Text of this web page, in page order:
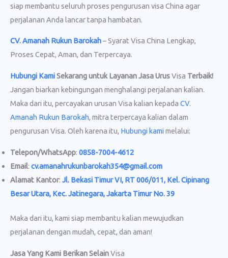
siap membantu seluruh proses pengurusan visa China agar
perjalanan Anda lancar tanpa hambatan.
CV. Amanah Rukun Barokah– Syarat Visa China Lengkap,
Proses Cepat, Aman, dan Terpercaya.
Hubungi KamiSekarang untuk Layanan Jasa UrusVisa Terbaik!
Jangan biarkan kebingungan menghalangi perjalanan kalian.
Maka dari itu, percayakan urusan Visa kalian kepada CV.
Amanah Rukun Barokah, mitra terpercaya kalian dalam
pengurusan Visa. Oleh karena itu, Hubungi kamimelalui:
Telepon/WhatsApp: 0858-7004-4612
Email: cv.amanahrukunbarokah354@gmail.com
Alamat Kantor: Jl. Bekasi Timur VI, RT 006/011, Kel. Cipinang
Besar Utara, Kec. Jatinegara, Jakarta Timur No. 39
Maka dari itu, kami siap membantu kalian mewujudkan
perjalanan dengan mudah, cepat, dan aman!
Jasa Yang Kami Berikan SelainVisa